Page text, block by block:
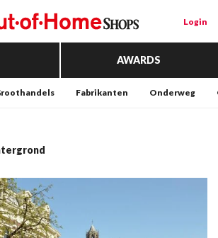
Login
AWARDS
Fabrikanten Onderweg